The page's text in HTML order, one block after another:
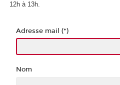
12h à 13h.
Adresse mail (*)
Nom